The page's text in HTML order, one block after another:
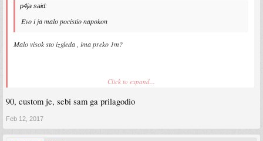
p4ja said:
Evo i ja malo pocistio napokon
Malo visok sto izgleda , ima preko 1m?
Sent from my Redmi Note 3 using Tapatalk
Click to expand...
90, custom je, sebi sam ga prilagodio
Feb 12, 2017